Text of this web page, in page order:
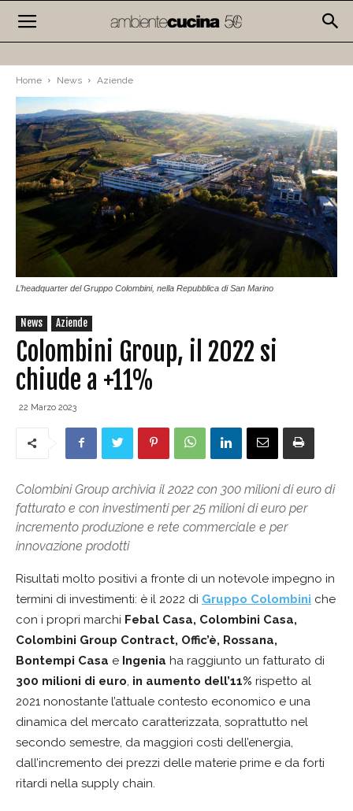
Home News Aziende
L’headquarter del Gruppo Colombini, nella Repubblica di San Marino
News Aziende
Colombini Group, il 2022 si
chiude a +11%
22 Marzo 2023
Colombini Group archivia il 2022 con 300 milioni di euro di
fatturato e con investimenti per 25 milioni di euro per
incremento produzione e rete commerciale e per
innovazione prodotti
Risultati molto positivi a fronte di un notevole impegno in
termini di investimenti: è il 2022 di Gruppo Colombini che
con i propri marchi Febal Casa, Colombini Casa,
Colombini Group Contract, Offic’è, Rossana,
Bontempi Casa e Ingenia ha raggiunto un fatturato di
300 milioni di euro, in aumento dell’11% rispetto al
2021 nonostante l’attuale contesto economico e una
dinamica del mercato caratterizzata, soprattutto nel
secondo semestre, da maggiori costi dell’energia,
dall’incremento dei prezzi delle materie prime e da forti
ritardi nella supply chain.